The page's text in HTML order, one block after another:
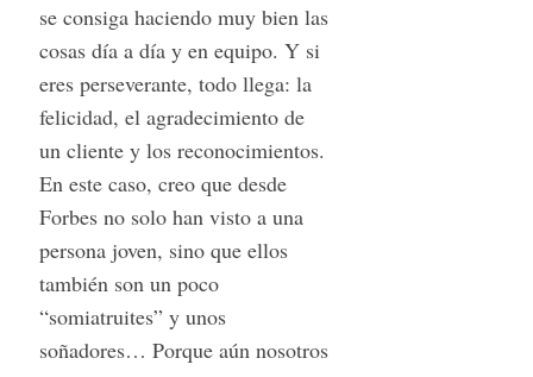
se consiga haciendo muy bien las
cosas día a día y en equipo. Y si
eres perseverante, todo llega: la
felicidad, el agradecimiento de
un cliente y los reconocimientos.
En este caso, creo que desde
Forbes no solo han visto a una
persona joven, sino que ellos
también son un poco
“somiatruites” y unos
soñadores… Porque aún nosotros